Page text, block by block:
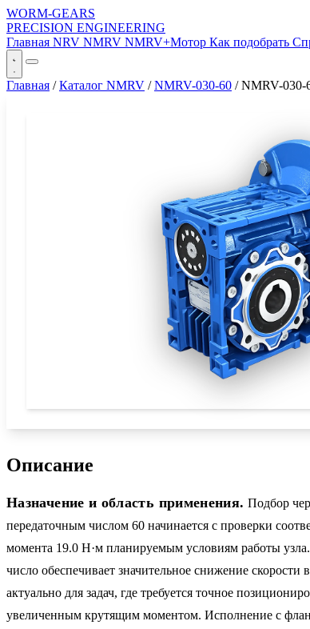
WORM-GEARS
PRECISION ENGINEERING
Главная NRV NMRV NMRV+Мотор Как подобрать
Главная / Каталог NMRV / NMRV-030-60 / NMRV-030-
Описание
Назначение и область применения. Подбор
передаточным числом 60 начинается с проверки
момента 19.0 Н·м планируемым условиям работы
число обеспечивает значительное снижение скорости
актуально для задач, где требуется точное
увеличенным крутящим моментом. Исполнение с